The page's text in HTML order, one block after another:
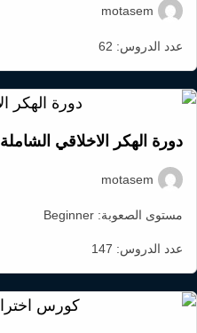
motasem
عدد الدروس: 62
دورة الهكر الاخلاقي الشاملة
motasem
مستوى الصعوبة: Beginner
عدد الدروس: 147